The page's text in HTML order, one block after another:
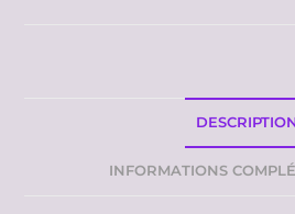
INFORMATIONS